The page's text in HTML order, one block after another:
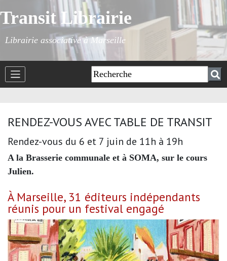
Transit Librairie
Librairie associative à Marseille
RENDEZ-VOUS AVEC TABLE DE TRANSIT
Rendez-vous du 6 et 7 juin de 11h à 19h
A la Brasserie communale et à SOMA, sur le cours
Julien.
À Marseille, 31 éditeurs indépendants
réunis pour un festival engagé